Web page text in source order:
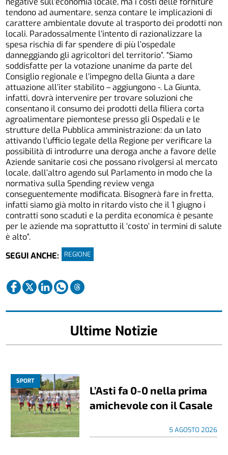
tendono ad aumentare, senza contare le implicazioni di
carattere ambientale dovute al trasporto dei prodotti non
locali. Paradossalmente l’intento di razionalizzare la
spesa rischia di far spendere di più l’ospedale
danneggiando gli agricoltori del territorio”. “Siamo
soddisfatte per la votazione unanime da parte del
Consiglio regionale e l’impegno della Giunta a dare
attuazione all’iter stabilito – aggiungono -. La Giunta,
infatti, dovrà intervenire per trovare soluzioni che
consentano il consumo dei prodotti della filiera corta
agroalimentare piemontese presso gli Ospedali e le
strutture della Pubblica amministrazione: da un lato
attivando l’ufficio legale della Regione per verificare la
possibilità di introdurre una deroga anche a favore delle
Aziende sanitarie così che possano rivolgersi al mercato
locale, dall’altro agendo sul Parlamento in modo che la
normativa sulla Spending review venga
conseguentemente modificata. Bisognerà fare in fretta,
infatti siamo già molto in ritardo visto che il 1 giugno i
contratti sono scaduti e la perdita economica è pesante
per le aziende ma soprattutto il ‘costo’ in termini di salute
è alto”.
SEGUI ANCHE:
REGIONE
Ultime Notizie
SPORT
L’Asti fa 0-0 nella prima
amichevole con il Casale
5 AGOSTO 2026